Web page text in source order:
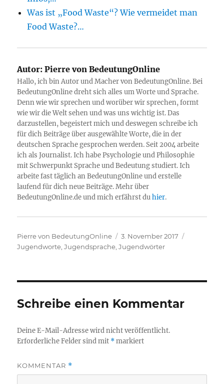
Was ist „Food Waste“? Wie vermeidet man
Food Waste?…
Autor: Pierre von BedeutungOnline
Hallo, ich bin Autor und Macher von BedeutungOnline. Bei
BedeutungOnline dreht sich alles um Worte und Sprache.
Denn wie wir sprechen und worüber wir sprechen, formt
wie wir die Welt sehen und was uns wichtig ist. Das
darzustellen, begeistert mich und deswegen schreibe ich
für dich Beiträge über ausgewählte Worte, die in der
deutschen Sprache gesprochen werden. Seit 2004 arbeite
ich als Journalist. Ich habe Psychologie und Philosophie
mit Schwerpunkt Sprache und Bedeutung studiert. Ich
arbeite fast täglich an BedeutungOnline und erstelle
laufend für dich neue Beiträge. Mehr über
BedeutungOnline.de und mich erfährst duhier.
Autor
Pierre von BedeutungOnline
Veröffentlicht
am
3. November 2017
Jugendworte, Jugendsprache, Jugendwörter
Schreibe einen Kommentar
Deine E-Mail-Adresse wird nicht veröffentlicht.
Erforderliche Felder sind mit *markiert
KOMMENTAR *